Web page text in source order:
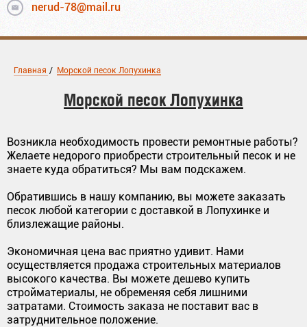
nerud-78@mail.ru
Главная / Морской песок Лопухинка
Морской песок Лопухинка
Возникла необходимость провести ремонтные работы?
Желаете недорого приобрести строительный песок и не
знаете куда обратиться? Мы вам подскажем.
Обратившись в нашу компанию, вы можете заказать
песок любой категории с доставкой в Лопухинке и
близлежащие районы.
Экономичная цена вас приятно удивит. Нами
осуществляется продажа строительных материалов
высокого качества. Вы можете дешево купить
стройматериалы, не обременяя себя лишними
затратами. Стоимость заказа не поставит вас в
затруднительное положение.